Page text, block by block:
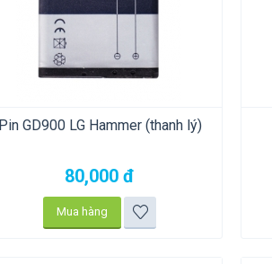
Pin GD900 LG Hammer (thanh lý)
80,000 đ
Mua hàng